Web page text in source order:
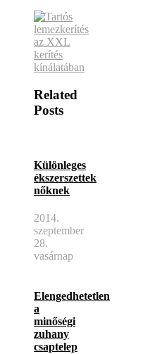
Related
Posts
Különleges
ékszerszettek
nőknek
2014.
szeptember
28.
vasárnap
Elengedhetetlen
a
minőségi
zuhany
csaptelep